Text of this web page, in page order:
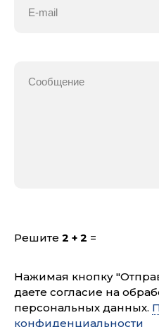
Решите 2 + 2 =
Нажимая кнопку
даете согласие на
персональных данных.
конфиденциальности